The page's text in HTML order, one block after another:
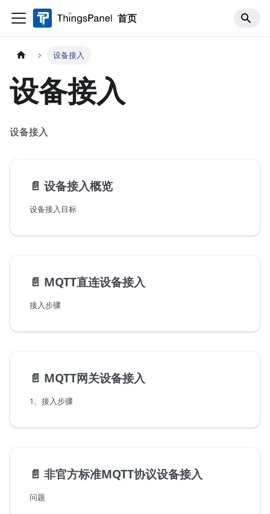
首页
设备接入
设备接入
设备接入
📄️ 设备接入概览
设备接入目标
📄️ MQTT直连设备接入
接入步骤
📄️ MQTT网关设备接入
1、接入步骤
📄️ 非官方标准MQTT协议设备接入
问题